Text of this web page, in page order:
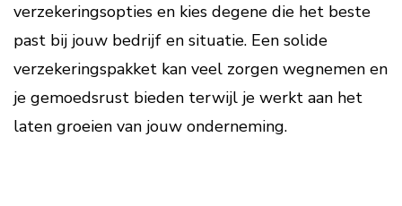
verzekeringsopties en kies degene die het beste
past bij jouw bedrijf en situatie. Een solide
verzekeringspakket kan veel zorgen wegnemen en
je gemoedsrust bieden terwijl je werkt aan het
laten groeien van jouw onderneming.